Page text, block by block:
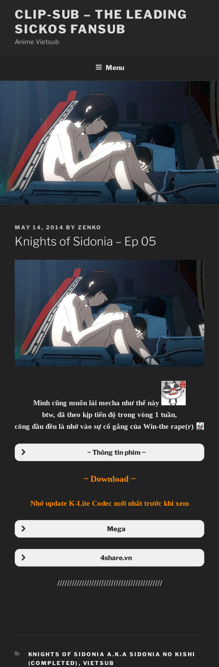
content
CLIP-SUB – THE LEADING
SICKOS FANSUB
Anime Vietsub
Menu
POSTED
ON
MAY 14, 2014 BY ZENKO
Knights of Sidonia – Ep 05
Mình cũng muốn lái mecha như thế này
btw, đã theo kịp tiến độ trong vòng 1 tuần,
công đầu đều là nhờ vào sự cố gắng của Win-the rape(r)
~ Thông tin phim ~
~ Download ~
Nhớ update K-Lite Codec mới nhất trước khi xem
Mega
4share.vn
///////////////////////////////////////////
CATEGORIES
KNIGHTS OF SIDONIA A.K.A SIDONIA NO KISHI
(COMPLETED) , VIETSUB